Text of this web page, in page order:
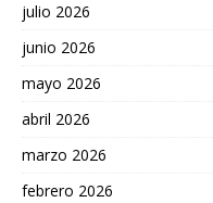
julio 2026
junio 2026
mayo 2026
abril 2026
marzo 2026
febrero 2026